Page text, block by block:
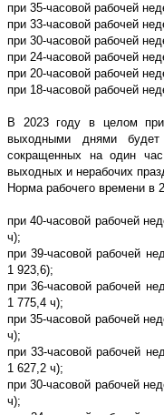
при 35-часовой рабочей
при 33-часовой рабочей
при 30-часовой рабочей
при 24-часовой рабочей
при 20-часовой рабочей
при 18-часовой рабочей
В 2023 году в целом
выходными днями
сокращенных на один
выходных и нерабочих
Норма рабочего времени в
при 40-часовой рабочей
ч);
при 39-часовой рабочей
1 923,6);
при 36-часовой рабочей
1 775,4 ч);
при 35-часовой рабочей
ч);
при 33-часовой рабочей
1 627,2 ч);
при 30-часовой рабочей
ч);